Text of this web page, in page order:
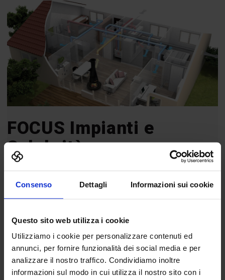
Consenso Dettagli Informazioni sui cookie
Questo sito web utilizza i cookie
Utilizziamo i cookie per personalizzare contenuti ed
annunci, per fornire funzionalità dei social media e per
analizzare il nostro traffico. Condividiamo inoltre
informazioni sul modo in cui utilizza il nostro sito con i
FOCUS Impianti e
Salubrità
Risparmio energetico
Illuminazione